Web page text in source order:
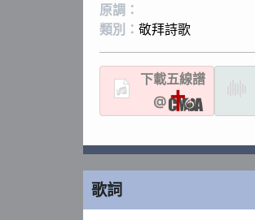
原調：
類別： 敬拜詩歌
下載五線譜
@
歌詞